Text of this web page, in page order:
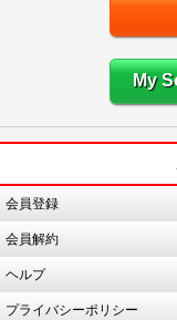
My
会員登録
会員解約
ヘルプ
プライバシーポリシー